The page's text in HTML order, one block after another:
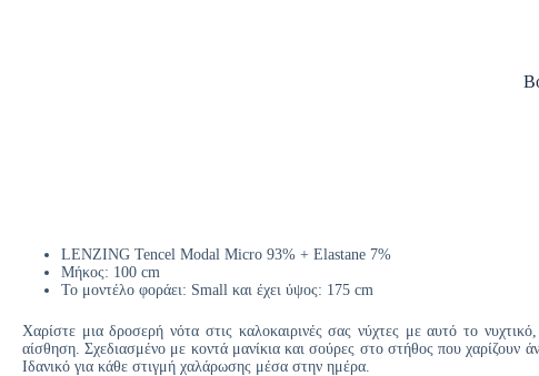
LENZING Tencel Modal Micro 93% + Elastane 7%
Μήκος: 100 cm
Το μοντέλο φοράει: Small και έχει ύψος: 175 cm
Χαρίστε μια δροσερή νότα στις καλοκαιρινές σας νύχτες με αυτό το
αίσθηση. Σχεδιασμένο με κοντά μανίκια και σούρες στο στήθος που
Ιδανικό για κάθε στιγμή χαλάρωσης μέσα στην ημέρα.